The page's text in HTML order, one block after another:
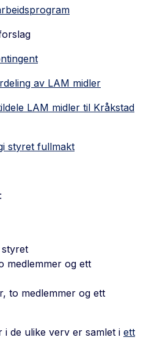
av LAM midler
LAM midler til Kråkstad
styret fullmakt
styret
medlemmer og ett
to medlemmer og ett
de ulike verv er samlet i ett